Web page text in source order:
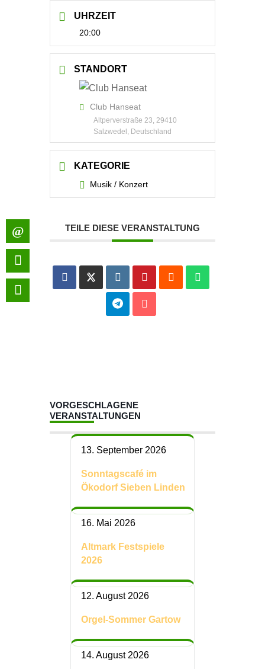
UHRZEIT
20:00
STANDORT
Club Hanseat
Altperverstraße 23, 29410
Salzwedel, Deutschland
KATEGORIE
Musik / Konzert
TEILE DIESE VERANSTALTUNG
VORGESCHLAGENE
VERANSTALTUNGEN
13. September 2026
Sonntagscafé im
Ökodorf Sieben Linden
16. Mai 2026
Altmark Festspiele
2026
12. August 2026
Orgel-Sommer Gartow
14. August 2026